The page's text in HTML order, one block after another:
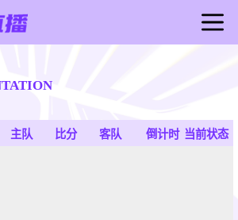
主队 比分 客队 倒计时 当前状态